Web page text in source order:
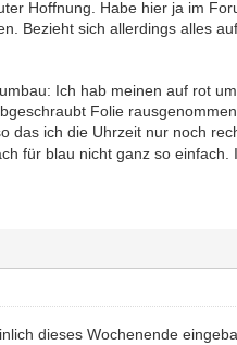
Hoffnung. Habe hier ja im
Bezieht sich allerdings alles
Ich hab meinen auf rot
Folie
das ich die Uhrzeit nur noch
für blau nicht ganz so
dieses Wochenende